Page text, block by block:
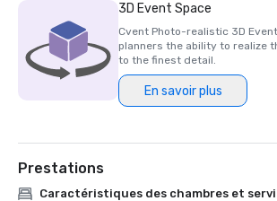
3D Event Space
Cvent Photo-realistic 3D
planners the ability to realize
to the finest detail.
En savoir plus
Prestations
Caractéristiques des chambres et